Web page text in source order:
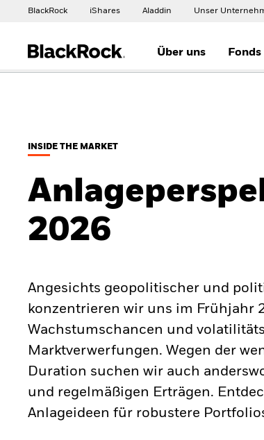
BlackRock iShares Aladdin Unser
Über uns Fonds
INSIDE THE MARKET
2026
Angesichts geopolitischer und
konzentrieren wir uns im Frühjahr
Wachstumschancen und
Marktverwerfungen. Wegen der
Duration suchen wir auch
und regelmäßigen Erträgen.
Anlageideen für robustere